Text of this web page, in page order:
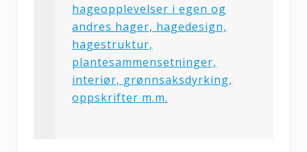
hageopplevelser i egen og
andres hager, hagedesign,
hagestruktur,
plantesammensetninger,
interiør, grønnsaksdyrking,
oppskrifter m.m.